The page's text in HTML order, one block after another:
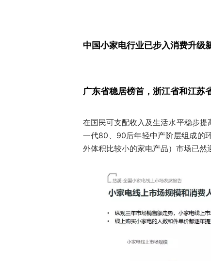
中国小家电行业已步入消费升级
广东省稳居榜首，浙江省和江苏
在国民可支配收入及生活水平稳步
一代80、90后年轻中产阶层组成的
外体积比较小的家电产品）市场已然